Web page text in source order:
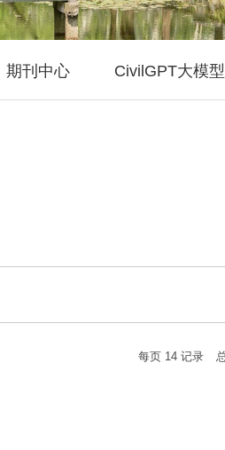
期刊中心 CivilGPT大模型
每页 14 记录